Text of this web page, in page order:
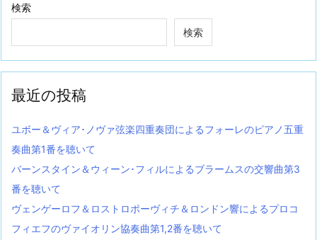
検索
検索
最近の投稿
ユボー＆ヴィア･ノヴァ弦楽四重奏団によるフォーレのピアノ五重
奏曲第1番を聴いて
バーンスタイン＆ウィーン･フィルによるブラームスの交響曲第3
番を聴いて
ヴェンゲーロフ＆ロストロポーヴィチ＆ロンドン響によるプロコ
フィエフのヴァイオリン協奏曲第1,2番を聴いて